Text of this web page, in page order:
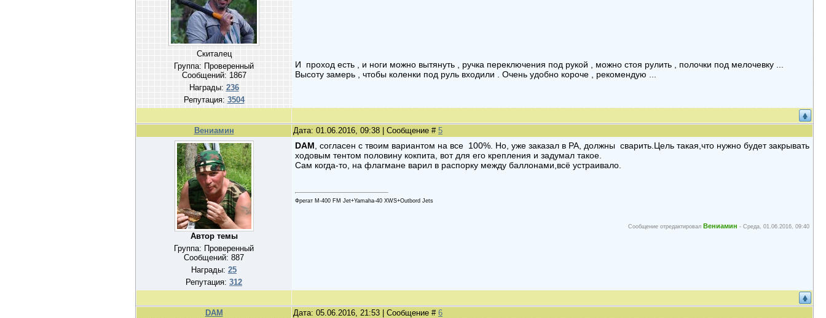
Скиталец
Группа: Проверенный
Сообщений: 1867
Награды: 236
Репутация: 3504
И проход есть , и ноги можно вытянуть , ручка переключения под рукой , можно стоя рулить , полочки под мелочевку ...
Высоту замерь , чтобы коленки под руль входили . Очень удобно короче , рекомендую ...
Вениамин Дата: 01.06.2016, 09:38 | Сообщение # 5
Автор темы
Группа: Проверенный
Сообщений: 887
Награды: 25
Репутация: 312
DAM , согласен с твоим вариантом на все 100%. Но, уже заказал в РА, должны сварить.Цель такая,что нужно будет закрывать
ходовым тентом половину кокпита, вот для его крепления и задумал такое.
Сам когда-то, на флагмане варил в распорку между баллонами,всё устраивало.
Фрегат М-400 FM Jet+Yamaha-40 XWS+Outbord Jets
Сообщение отредактировал Вениамин - Среда, 01.06.2016, 09:40
DAM Дата: 05.06.2016, 21:53 | Сообщение # 6